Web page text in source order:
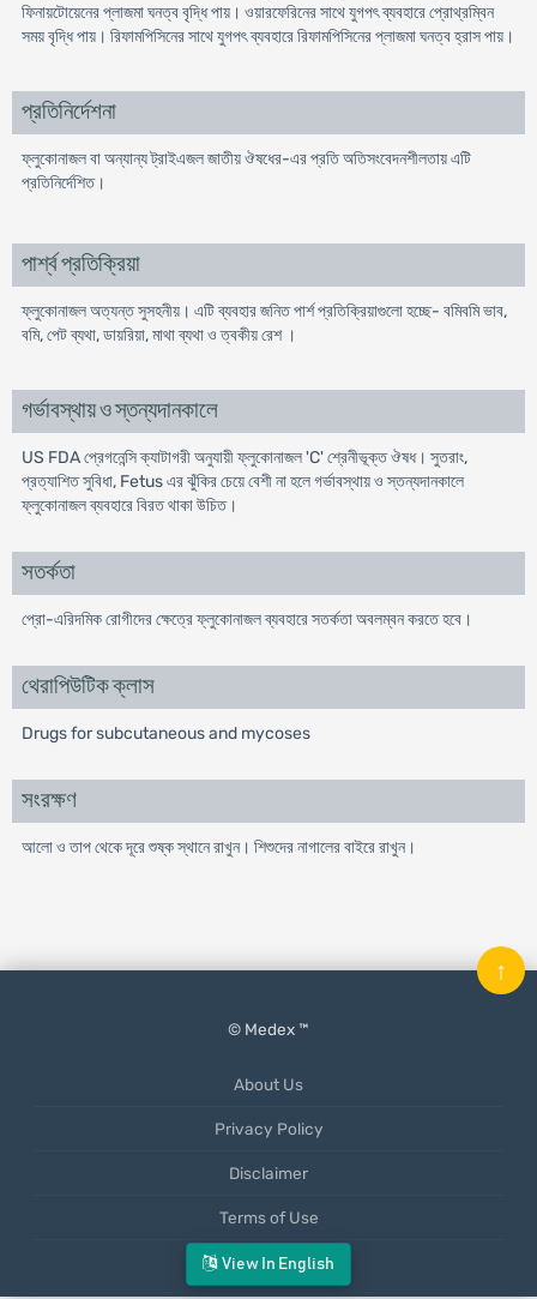
View In English
ফিনায়টোয়েনের প্লাজমা ঘনত্ব বৃদ্ধি পায়। ওয়ারফেরিনের সাথে যুগপৎ ব্যবহারে প্রোথ্রম্বিন
সময় বৃদ্ধি পায়। রিফামপিসিনের সাথে যুগপৎ ব্যবহারে রিফামপিসিনের প্লাজমা ঘনত্ব হ্রাস পায়।
প্রতিনির্দেশনা
ফ্লুকোনাজল বা অন্যান্য ট্রাইএজল জাতীয় ঔষধের-এর প্রতি অতিসংবেদনশীলতায় এটি
প্রতিনির্দেশিত।
পার্শ্ব প্রতিক্রিয়া
ফ্লুকোনাজল অত্যন্ত সুসহনীয়। এটি ব্যবহার জনিত পার্শ প্রতিক্রিয়াগুলো হচ্ছে- বমিবমি ভাব,
বমি, পেট ব্যথা, ডায়রিয়া, মাথা ব্যথা ও ত্বকীয় রেশ ।
গর্ভাবস্থায় ও স্তন্যদানকালে
US FDA প্রেগনেন্সি ক্যাটাগরী অনুযায়ী ফ্লুকোনাজল 'C' শ্রেনীভূক্ত ঔষধ। সুতরাং,
প্রত্যাশিত সুবিধা, Fetus এর ঝুঁকির চেয়ে বেশী না হলে গর্ভাবস্থায় ও স্তন্যদানকালে
ফ্লুকোনাজল ব্যবহারে বিরত থাকা উচিত।
সতর্কতা
প্রো-এরিদমিক রোগীদের ক্ষেত্রে ফ্লুকোনাজল ব্যবহারে সতর্কতা অবলম্বন করতে হবে।
থেরাপিউটিক ক্লাস
Drugs for subcutaneous and mycoses
সংরক্ষণ
আলো ও তাপ থেকে দূরে শুষ্ক স্থানে রাখুন। শিশুদের নাগালের বাইরে রাখুন।
© Medex ™
About Us
Privacy Policy
Disclaimer
Terms of Use
Mobile App
↑